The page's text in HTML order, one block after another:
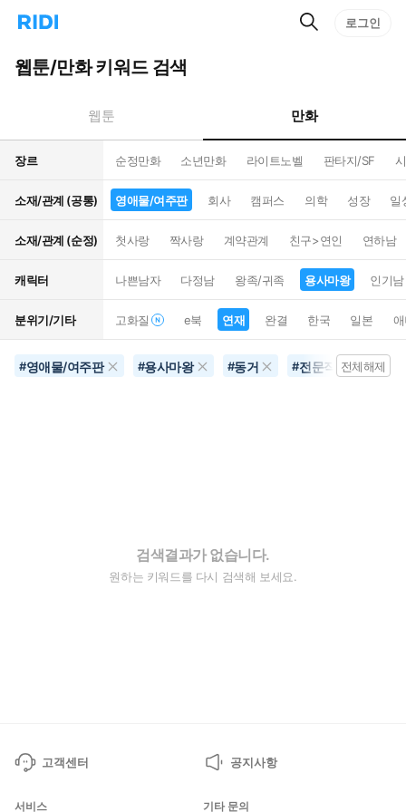
리
홈
으
턴
트
검
로그인
웹툰/만화 키워드 검색
웹툰 만화
장르 순정만화 소년만화 라이트노벨 판타지/SF
소재/관계 (공통) 영애물/여주판 회사 캠퍼스 의학 성장 일
소재/관계 (순정) 첫사랑 짝사랑 계약관계 친구>연인 연하남
캐릭터 나쁜남자 다정남 왕족/귀족 용사마왕 인기남
분위기/기타 고화질 e북 연재 완결 한국 일본
#영애물/여주판 #용사마왕 #동거 #전문직 #학원
전체해제
검색결과가 없습니다.
원하는 키워드를 다시 검색해 보세요.
고객센터 공지사항
서비스 기타 문의